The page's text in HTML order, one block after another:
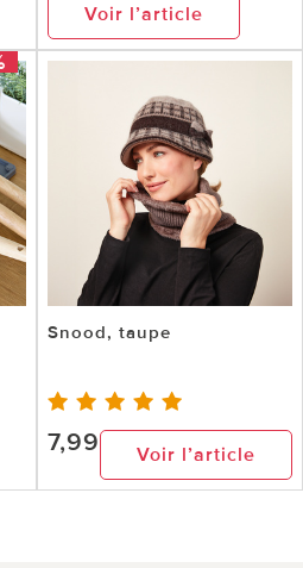
Voir l’article
Snood, taupe
7,99 Voir l’article